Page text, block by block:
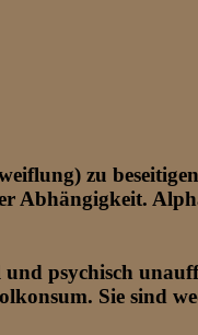
zu
Abhängigkeit.
und psychisch
Sie sind